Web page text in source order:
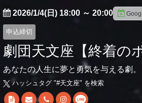
2026/1/4(日) 18:00 ～ 20:00
申込締切
劇団天文座【終着の
あなたの人生に夢と勇気を与える劇。
ハッシュタグ "#天文座" を検索